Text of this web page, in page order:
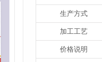
生产方式
加工工艺
价格说明